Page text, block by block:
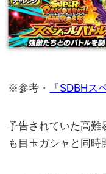
※参考・ 『SDBHス
予告されていた高難
も目玉ガシャと同時